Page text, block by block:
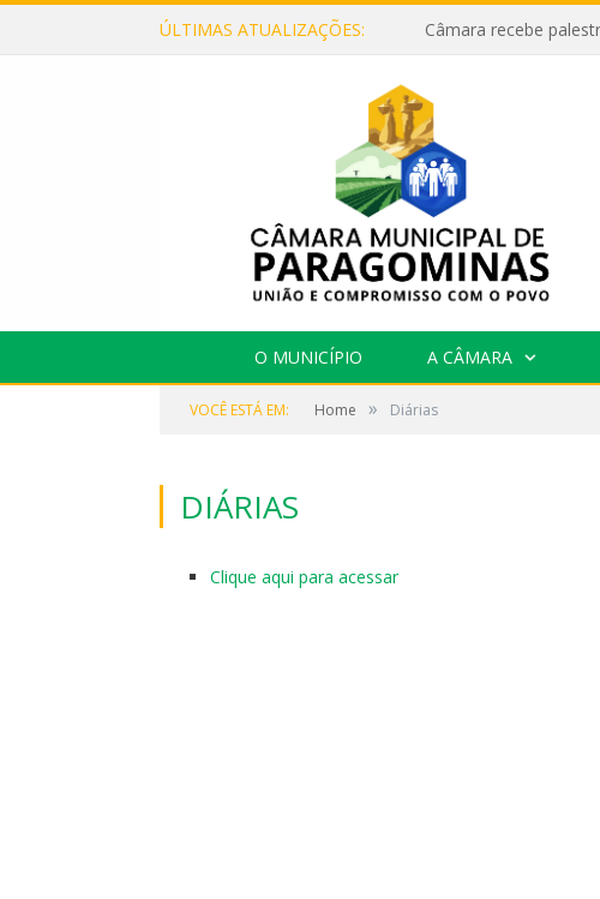
ÚLTIMAS ATUALIZAÇÕES:
O MUNICÍPIO A CÂMARA
VOCÊ ESTÁ EM: Home » Diárias
DIÁRIAS
Clique aqui para acessar